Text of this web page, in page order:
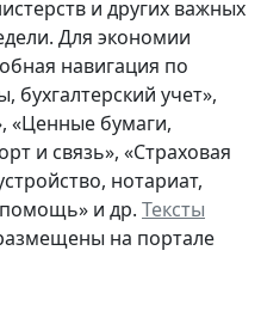
и других важных
Для экономии
навигация по
бухгалтерский учет»,
«Ценные бумаги,
и связь», «Страховая
нотариат,
и др. Тексты
на портале